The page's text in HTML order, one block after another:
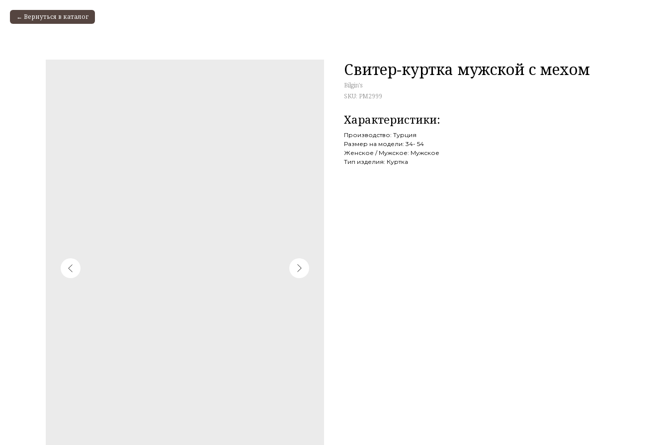
Вернуться в каталог
Свитер-куртка мужской с мехом
Bilgin's
SKU: PM2999
Производство: Турция
Размер на модели: 34- 54
Женское / Мужское: Мужское
Тип изделия: Куртка